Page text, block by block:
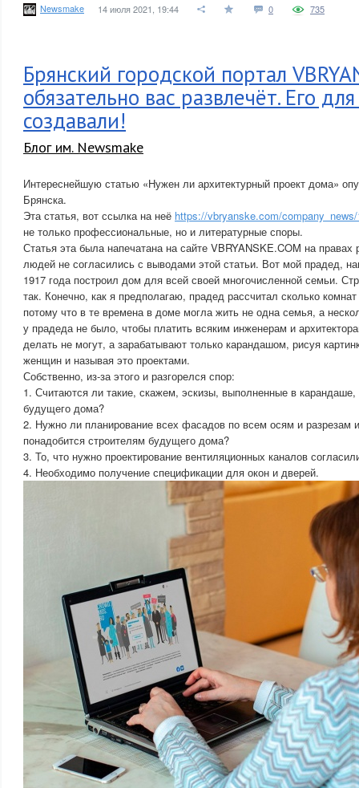
Newsmake 14 июля 2021, 19:44 0 735
Брянский городской портал
обязательно вас развлечёт. Его
создавали!
Блог им. Newsmake
Интереснейшую статью «Нужен ли архитектурный проект дома»
Брянска.
Эта статья, вот ссылка на неё https://vbryanske.com/
не только профессиональные, но и литературные споры.
Статья эта была напечатана на сайте VBRYANSKE.COM на
людей не согласились с выводами этой статьи. Вот мой прадед,
1917 года построил дом для всей своей многочисленной семьи.
так. Конечно, как я предполагаю, прадед рассчитал сколько
потому что в те времена в доме могла жить не одна семья, а
у прадеда не было, чтобы платить всяким инженерам и
делать не могут, а зарабатывают только карандашом, рисуя
женщин и называя это проектами.
Собственно, из-за этого и разгорелся спор:
1. Считаются ли такие, скажем, эскизы, выполненные в карандаше,
будущего дома?
2. Нужно ли планирование всех фасадов по всем осям и разрезам
понадобится строителям будущего дома?
3. То, что нужно проектирование вентиляционных каналов
4. Необходимо получение спецификации для окон и дверей.